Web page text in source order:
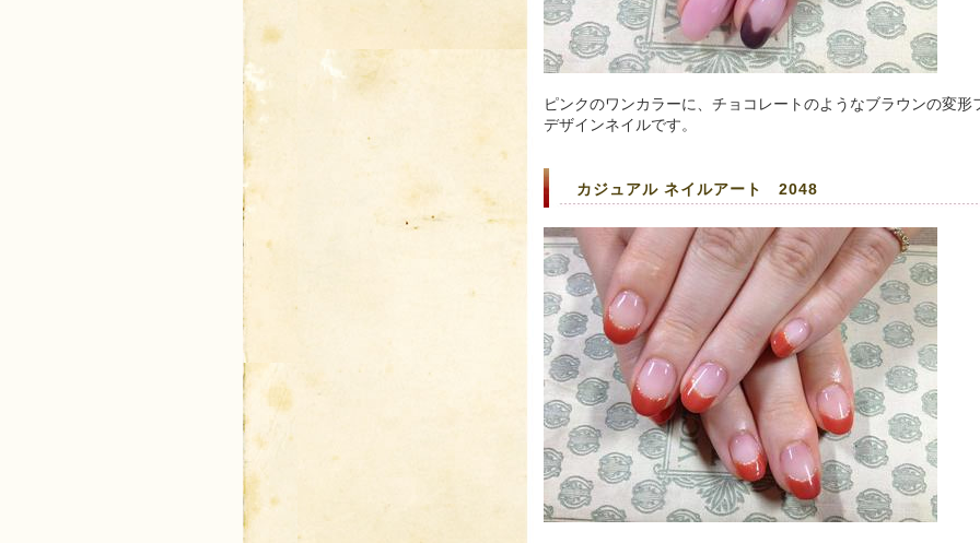
ピンクのワンカラーに、チョコレートのようなブラウンの変形
デザインネイルです。
カジュアル ネイルアート 2048